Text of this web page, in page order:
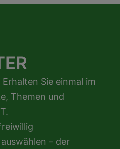
Erhalten Sie einmal im
Themen und
– der